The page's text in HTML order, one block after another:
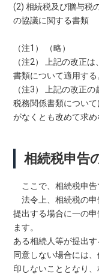
(2) 相続税及び贈与税
の協議に関する書類
（注1） （略）
（注2） 上記の改正
書類について適用する
（注3） 上記の改正
税務関係書類につい
がなくとも改めて求め
相続税申告
ここで、相続税申告
法令上、相続税の申
提出する場合に一の
ます。
ある相続人等が提出
同意しない場合には
印しないこととなり